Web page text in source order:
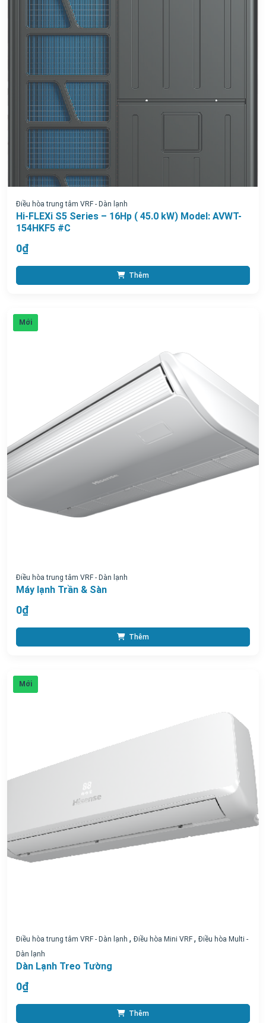
Điều hòa trung tâm VRF - Dàn lạnh
Hi-FLEXi S5 Series – 16Hp ( 45.0 kW) Model: AVWT-
154HKF5 #C
0₫
Thêm
Mới
Điều hòa trung tâm VRF - Dàn lạnh
Máy lạnh Trần & Sàn
0₫
Thêm
Mới
Điều hòa trung tâm VRF - Dàn lạnh , Điều hòa Mini VRF , Điều hòa Multi -
Dàn lạnh
Dàn Lạnh Treo Tường
0₫
Thêm